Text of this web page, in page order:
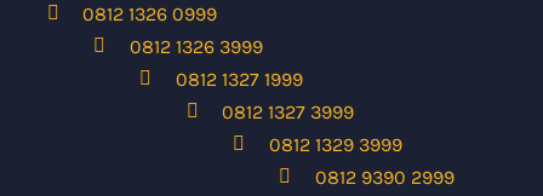
0812 1326 0999
0812 1326 3999
0812 1327 1999
0812 1327 3999
0812 1329 3999
0812 9390 2999